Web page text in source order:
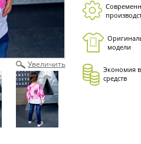
Увеличить
модели
Экономия
средств